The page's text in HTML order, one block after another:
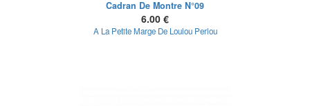
Cadran De Montre N°09
6.00 €
A La Petite Marge De Loulou Perlou